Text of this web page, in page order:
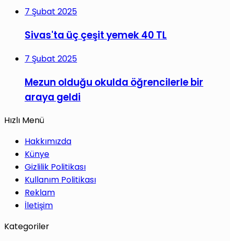
7 Şubat 2025
Sivas'ta üç çeşit yemek 40 TL
7 Şubat 2025
Mezun olduğu okulda öğrencilerle bir
araya geldi
Hızlı Menü
Hakkımızda
Künye
Gizlilik Politikası
Kullanım Politikası
Reklam
İletişim
Kategoriler